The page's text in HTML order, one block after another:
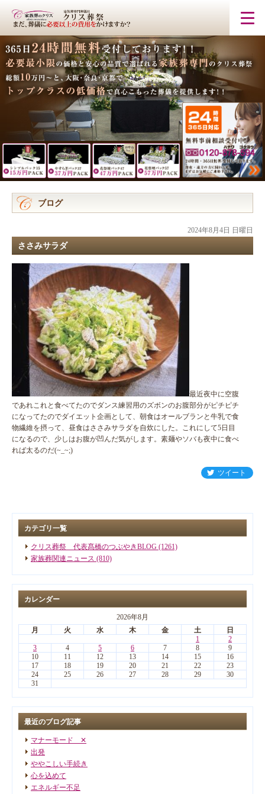
ブログ
2024年8月4日 日曜日
ささみサラダ
最近夜中に空腹
であれこれと食べてたのでダンス練習用のズボンのお腹部分がピチピチ
になってたのでダイエット企画として、朝食はオールブランと牛乳で食
物繊維を摂って、昼食はささみサラダを自炊にした。これにして5日目
になるので、少しはお腹が凹んだ気がします。素麺やソバも夜中に食べ
れば太るのだ(~_~;)
ツイート
カテゴリ一覧
クリス葬祭 代表髙橋のつぶやきBLOG (1261)
家族葬関連ニュース (810)
カレンダー
2026年8月
月
火 水 木 金 土
日
1
2
3
4 5 6 7 8
9
10
11 12 13 14 15
16
17
18 19 20 21 22
23
24
25 26 27 28 29
30
31
最近のブログ記事
マナーモード ✕
出発
ややこしい手続き
心を込めて
エネルギー不足